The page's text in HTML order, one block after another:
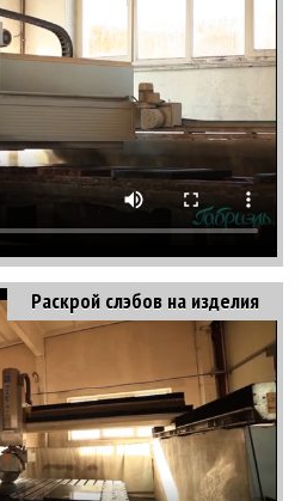
Раскрой слэбов на изделия